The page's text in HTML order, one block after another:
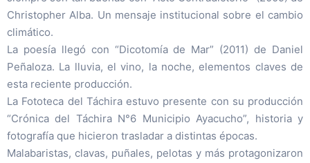
Christopher Alba. Un mensaje institucional sobre el cambio
climático.
La poesía llegó con “Dicotomía de Mar” (2011) de Daniel
Peñaloza. La lluvia, el vino, la noche, elementos claves de
esta reciente producción.
La Fototeca del Táchira estuvo presente con su producción
“Crónica del Táchira N°6 Municipio Ayacucho”, historia y
fotografía que hicieron trasladar a distintas épocas.
Malabaristas, clavas, puñales, pelotas y más protagonizaron